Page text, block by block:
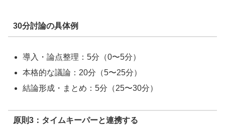
30分討論の具体例
導入・論点整理：5分（0〜5分）
本格的な議論：20分（5〜25分）
結論形成・まとめ：5分（25〜30分）
原則3：タイムキーパーと連携する